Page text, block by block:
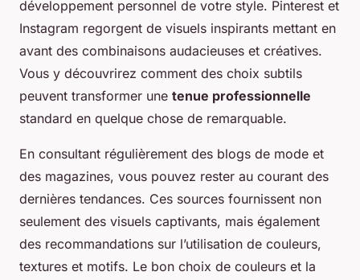
développement personnel de votre style. Pinterest et
Instagram regorgent de visuels inspirants mettant en
avant des combinaisons audacieuses et créatives.
Vous y découvrirez comment des choix subtils
peuvent transformer une tenue professionnelle
standard en quelque chose de remarquable.
En consultant régulièrement des blogs de mode et
des magazines, vous pouvez rester au courant des
dernières tendances. Ces sources fournissent non
seulement des visuels captivants, mais également
des recommandations sur l’utilisation de couleurs,
textures et motifs. Le bon choix de couleurs et la